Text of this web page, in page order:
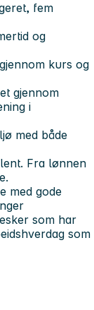
fem
og
kurs og
gjennom
i
med både
Fra lønnen
med gode
som har
som